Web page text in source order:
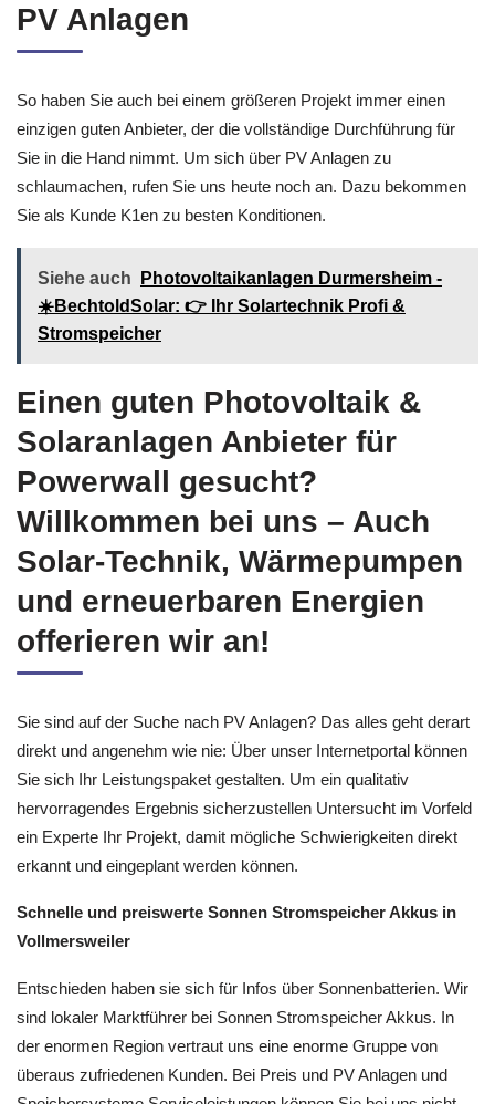
PV Anlagen
So haben Sie auch bei einem größeren Projekt immer einen
einzigen guten Anbieter, der die vollständige Durchführung für
Sie in die Hand nimmt. Um sich über PV Anlagen zu
schlaumachen, rufen Sie uns heute noch an. Dazu bekommen
Sie als Kunde K1en zu besten Konditionen.
Siehe auch
Photovoltaikanlagen Durmersheim -
☀️BechtoldSolar: 👉 Ihr Solartechnik Profi &
Stromspeicher
Einen guten Photovoltaik &
Solaranlagen Anbieter für
Powerwall gesucht?
Willkommen bei uns – Auch
Solar-Technik, Wärmepumpen
und erneuerbaren Energien
offerieren wir an!
Sie sind auf der Suche nach PV Anlagen? Das alles geht derart
direkt und angenehm wie nie: Über unser Internetportal können
Sie sich Ihr Leistungspaket gestalten. Um ein qualitativ
hervorragendes Ergebnis sicherzustellen Untersucht im Vorfeld
ein Experte Ihr Projekt, damit mögliche Schwierigkeiten direkt
erkannt und eingeplant werden können.
Schnelle und preiswerte Sonnen Stromspeicher Akkus in
Vollmersweiler
Entschieden haben sie sich für Infos über Sonnenbatterien. Wir
sind lokaler Marktführer bei Sonnen Stromspeicher Akkus. In
der enormen Region vertraut uns eine enorme Gruppe von
überaus zufriedenen Kunden. Bei Preis und PV Anlagen und